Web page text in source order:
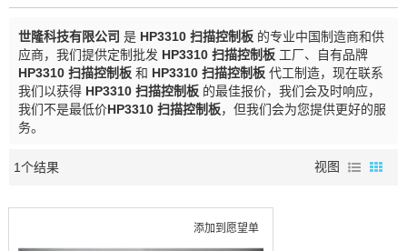
世隆科技有限公司 是 HP3310 扫描控制板 的专业中国制造商和供
应商，我们提供定制批发 HP3310 扫描控制板 工厂、自有品牌
HP3310 扫描控制板 和 HP3310 扫描控制板 代工制造，现在联系
我们以获得 HP3310 扫描控制板 的最佳报价，我们会及时响应，
我们不是最低价HP3310 扫描控制板，但我们会为您提供更好的服
务。
1个结果 视图
添加到愿望单